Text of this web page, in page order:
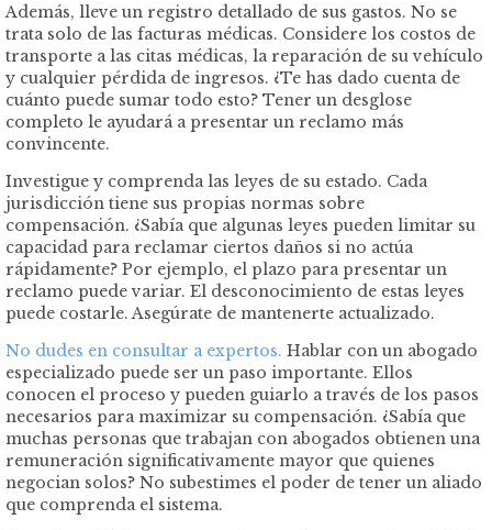
Además, lleve un registro detallado de sus gastos. No se
trata solo de las facturas médicas. Considere los costos de
transporte a las citas médicas, la reparación de su vehículo
y cualquier pérdida de ingresos. ¿Te has dado cuenta de
cuánto puede sumar todo esto? Tener un desglose
completo le ayudará a presentar un reclamo más
convincente.
Investigue y comprenda las leyes de su estado. Cada
jurisdicción tiene sus propias normas sobre
compensación. ¿Sabía que algunas leyes pueden limitar su
capacidad para reclamar ciertos daños si no actúa
rápidamente? Por ejemplo, el plazo para presentar un
reclamo puede variar. El desconocimiento de estas leyes
puede costarle. Asegúrate de mantenerte actualizado.
No dudes en consultar a expertos. Hablar con un abogado
especializado puede ser un paso importante. Ellos
conocen el proceso y pueden guiarlo a través de los pasos
necesarios para maximizar su compensación. ¿Sabía que
muchas personas que trabajan con abogados obtienen una
remuneración significativamente mayor que quienes
negocian solos? No subestimes el poder de tener un aliado
que comprenda el sistema.